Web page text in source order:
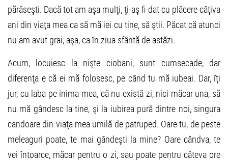
părăseşti. Dacă tot am aşa mulţi, ţi-aş fi dat cu plăcere câţiva
ani din viaţa mea ca să mă iei cu tine, să ştii. Păcat că atunci
nu am avut grai, aşa, ca în ziua sfântă de astăzi.
Acum, locuiesc la nişte ciobani, sunt cumsecade, dar
diferenţa e că ei mă folosesc, pe când tu mă iubeai. Dar, îţi
jur, cu laba pe inima mea, că nu există zi, nici măcar una, să
nu mă gândesc la tine, şi la iubirea pură dintre noi, singura
candoare din viaţa mea umilă de patruped. Oare tu, de peste
meleaguri poate, te mai gândeşti la mine? Oare cândva, te
vei întoarce, măcar pentru o zi, sau poate pentru câteva ore